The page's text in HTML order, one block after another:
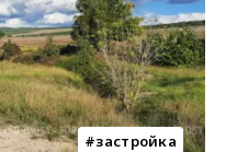
застройка